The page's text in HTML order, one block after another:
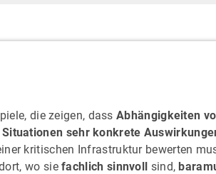
die zeigen, dassAbhängigkeiten
sehr konkrete
kritischen Infrastruktur bewerten
wo siefachlich sinnvoll sind,